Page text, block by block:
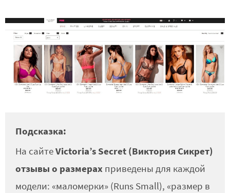
Подсказка:
На сайтеVictoria’s Secret (Виктория Сикрет)
отзывы о размерахприведены для каждой
модели: «маломерки» (Runs Small), «размер в